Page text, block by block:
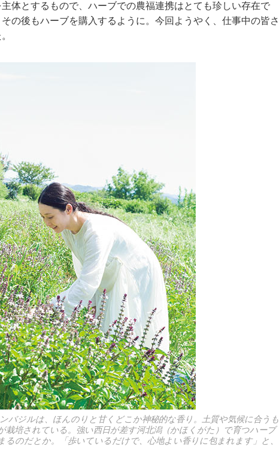
体とするもので、ハーブでの農福連携はとても珍しい存在で
の後もハーブを購入するように。今回ようやく、仕事中の皆さ
バジルは、ほんのりと甘くどこか神秘的な香り。土質や気候に合うも
栽培されている。強い西日が差す河北潟（かほくがた）で育つハーブ
のだとか。「歩いているだけで、心地よい香りに包まれます」と、